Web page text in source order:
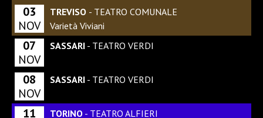
03
NOV
TREVISO - TEATRO COMUNALE
Varietà Viviani
07
NOV
SASSARI - TEATRO VERDI
08
NOV
SASSARI - TEATRO VERDI
11
TORINO - TEATRO ALFIERI